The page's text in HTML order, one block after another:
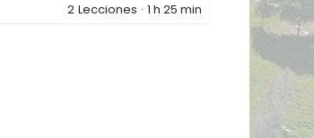
2 Lecciones · 1 h 25 min